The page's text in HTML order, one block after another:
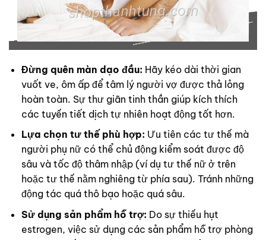
Đừng quên màn dạo đầu: Hãy kéo dài thời gian
vuốt ve, ôm ấp để tâm lý người vợ được thả lỏng
hoàn toàn. Sự thư giãn tinh thần giúp kích thích
các tuyến tiết dịch tự nhiên hoạt động tốt hơn.
Lựa chọn tư thế phù hợp: Ưu tiên các tư thế mà
người phụ nữ có thể chủ động kiểm soát được độ
sâu và tốc độ thâm nhập (ví dụ tư thế nữ ở trên
hoặc tư thế nằm nghiêng từ phía sau). Tránh những
động tác quá thô bạo hoặc quá sâu.
Sử dụng sản phẩm hỗ trợ: Do sự thiếu hụt
estrogen, việc sử dụng các sản phẩm hỗ trợ phòng